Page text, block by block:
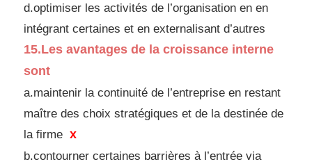
d.optimiser les activités de l’organisation en en
intégrant certaines et en externalisant d’autres
15.Les avantages de la croissance interne
sont
a.maintenir la continuité de l’entreprise en restant
maître des choix stratégiques et de la destinée de
la firme x
b.contourner certaines barrières à l’entrée via